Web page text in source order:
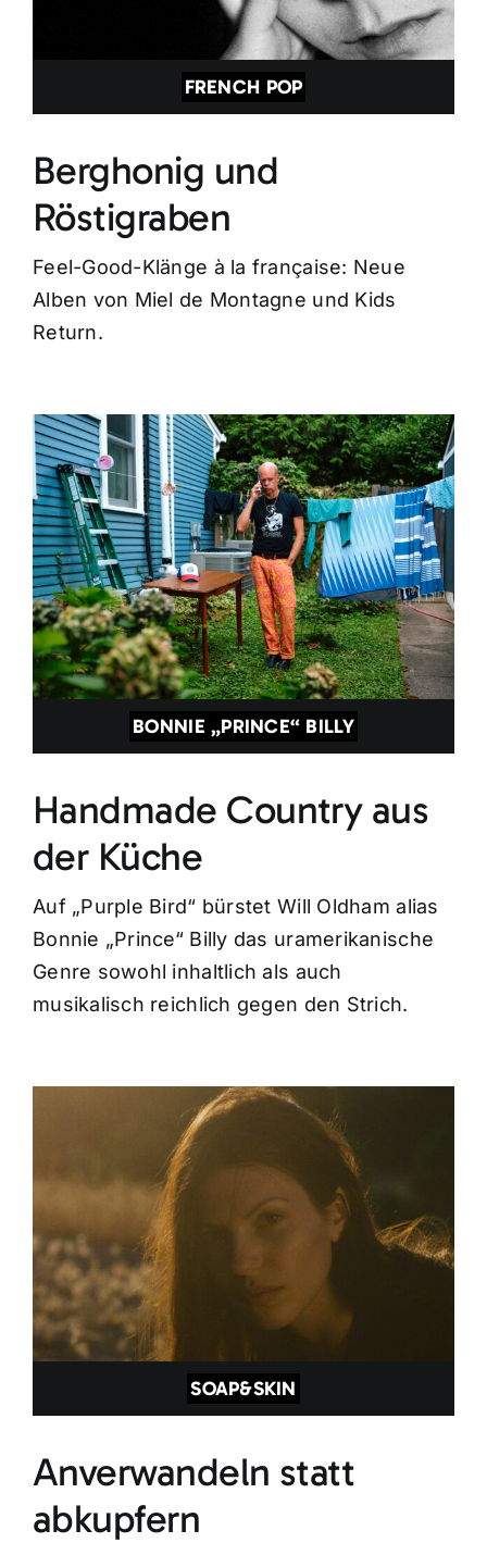
FRENCH POP
Berghonig und
Röstigraben
Feel-Good-Klänge à la française: Neue
Alben von Miel de Montagne und Kids
Return.
BONNIE „PRINCE“ BILLY
Handmade Country aus
der Küche
Auf „Purple Bird“ bürstet Will Oldham alias
Bonnie „Prince“ Billy das uramerikanische
Genre sowohl inhaltlich als auch
musikalisch reichlich gegen den Strich.
SOAP&SKIN
Anverwandeln statt
abkupfern